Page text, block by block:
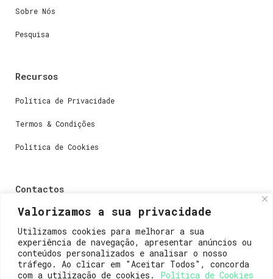
Valorizamos a sua privacidade
Utilizamos cookies para melhorar a sua
experiência de navegação, apresentar anúncios ou
conteúdos personalizados e analisar o nosso
tráfego. Ao clicar em "Aceitar Todos", concorda
com a utilização de cookies.
Política de Cookies
Sobre Nós
Pesquisa
Recursos
Política de Privacidade
Termos & Condições
Política de Cookies
Contactos
Dúvidas ou perguntas envie-nos um e-mail para
Dúvidas de registro ou suporte, envie um e-mail para
support@lisboainnovation.com